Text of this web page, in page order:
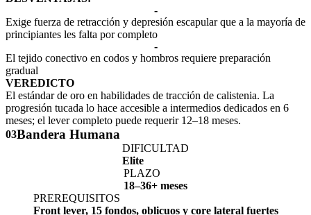
-
Exige fuerza de retracción y depresión escapular que a la mayoría de
principiantes les falta por completo
-
El tejido conectivo en codos y hombros requiere preparación
gradual
VEREDICTO
El estándar de oro en habilidades de tracción de calistenia. La
progresión tucada lo hace accesible a intermedios dedicados en 6
meses; el lever completo puede requerir 12–18 meses.
03Bandera Humana
DIFICULTAD
Elite
PLAZO
18–36+ meses
PREREQUISITOS
Front lever, 15 fondos, oblicuos y core lateral fuertes